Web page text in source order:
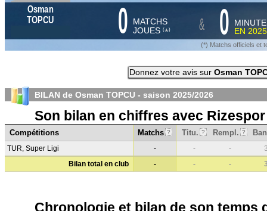
Osman
TOPCU
0 MATCHS
JOUES (*) & 0
EN
(*) Matchs officiels et
Donnez votre avis sur Osman
BILAN de Osman TOPCU - saison 2025/2026
Son bilan en chiffres avec Rizespor
Compétitions Matchs ? Titu. ? Rempl. ?
TUR, Super Ligi - - -
Bilan total en club
- - -
Chronologie et bilan de son temps